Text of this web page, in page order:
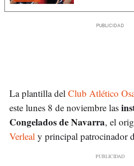
La plantilla del Club Atlético
este lunes 8 de noviembre las
Congelados de Navarra, el
Verleal y principal patrocinador